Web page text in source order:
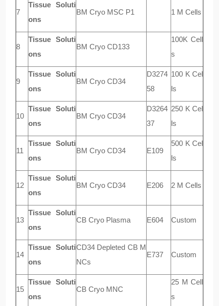
7
Tissue Soluti
ons
BM Cryo MSC P1 1 M Cells
8
Tissue Soluti
ons
BM Cryo CD133
100K Cell
s
9
Tissue Soluti
ons
BM Cryo CD34
D3274
58
100 K Cel
ls
10
Tissue Soluti
ons
BM Cryo CD34
D3264
37
250 K Cel
ls
11
Tissue Soluti
ons
BM Cryo CD34 E109
500 K Cel
ls
12
Tissue Soluti
ons
BM Cryo CD34 E206 2 M Cells
13
Tissue Soluti
ons
CB Cryo Plasma E604 Custom
14
Tissue Soluti
ons
CD34 Depleted CB M
NCs
E737 Custom
15
Tissue Soluti
ons
CB Cryo MNC
25 M Cell
s